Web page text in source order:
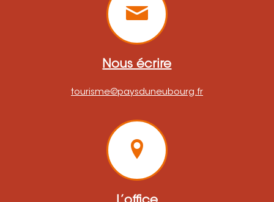
Nous écrire
tourisme@paysduneubourg.fr